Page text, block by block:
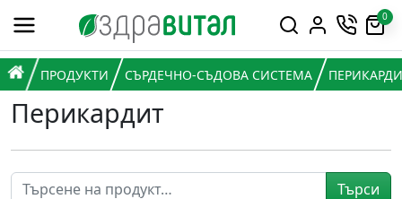
Премини към съдържанието
Горна навигация
0
Главна навигация
НАЧАЛО
ПРОДУКТИ СЪРДЕЧНО-СЪДОВА СИСТЕМА
Перикардит
Търси